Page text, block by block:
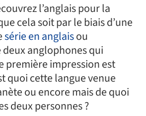
l’anglais pour la
cela soit par le biais d’une
série en anglaisou
anglophones qui
première impression est
quoi cette langue venue
ou encore mais de quoi
deux personnes ?